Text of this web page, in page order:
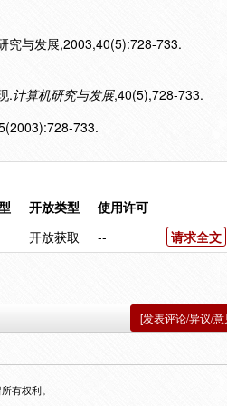
究与发展,2003,40(5):728-733.
.计算机研究与发展,40(5),728-733.
733.
开放类型
使用许可
开放获取 -- 请求全文
[发表评论/异议/意
有权利。